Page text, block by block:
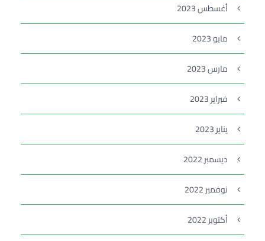
أغسطس 2023
مايو 2023
مارس 2023
فبراير 2023
يناير 2023
ديسمبر 2022
نوفمبر 2022
أكتوبر 2022